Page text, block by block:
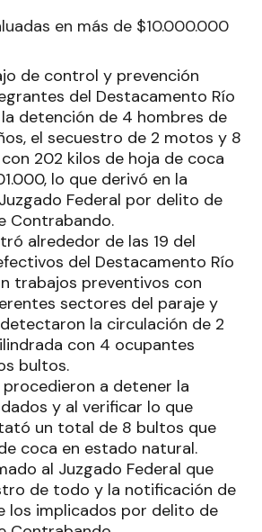
en más de $10.000.000
de control y prevención
del Destacamento Río
detención de 4 hombres de
el secuestro de 2 motos y 8
202 kilos de hoja de coca
lo que derivó en la
Federal por delito de
Contrabando.
alrededor de las 19 del
del Destacamento Río
trabajos preventivos con
sectores del paraje y
la circulación de 2
con 4 ocupantes
bultos.
a detener la
y al verificar lo que
un total de 8 bultos que
coca en estado natural.
al Juzgado Federal que
de todo y la notificación de
los implicados por delito de